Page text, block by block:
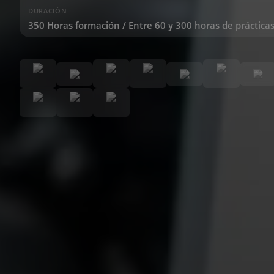
DURACIÓN
350 Horas formación / Entre 60 y 300 horas de prácticas